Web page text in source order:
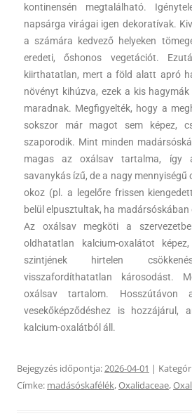
kontinensén megtalálható.
napsárga virágai igen dekoratívak.
a számára kedvező helyeken
eredeti, őshonos vegetációt.
kiirthatatlan, mert a föld alatt apró
növényt kihúzva, ezek a kis
maradnak. Megfigyelték, hogy a
sokszor már magot sem képez,
szaporodik. Mint minden
magas az oxálsav tartalma, így
savanykás ízű, de a nagy mennyiségű
okoz (pl. a legelőre frissen
belül elpusztultak, ha madársóskában
Az oxálsav megköti a
oldhatatlan kalcium-oxalátot
szintjének hirtelen
visszafordíthatatlan károsodást.
oxálsav tartalom. Hosszútávon
vesekőképződéshez is hozzájárul,
kalcium-oxalátból áll.
Bejegyzés időpontja:2026-04-01 |
Címke: madásóskafélék,Oxalidaceae,